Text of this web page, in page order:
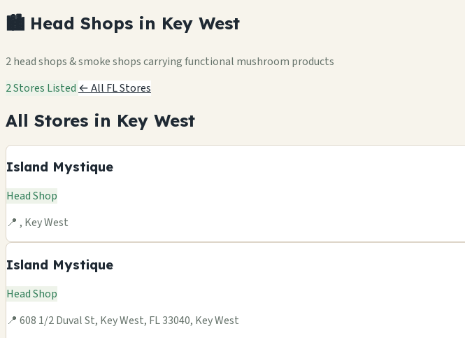
🏙️ Head Shops in Key West
2 head shops & smoke shops carrying functional mushroom products
2 Stores Listed ← All FL Stores
All Stores in Key West
Island Mystique
Head Shop
📍 , Key West
Island Mystique
Head Shop
📍 608 1/2 Duval St, Key West, FL 33040, Key West